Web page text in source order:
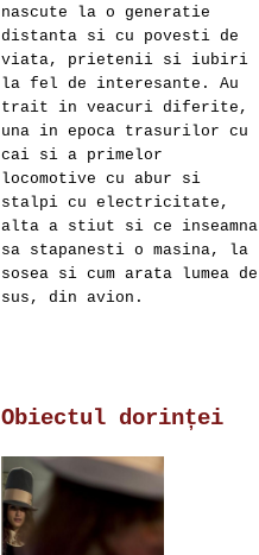
nascute la o generatie
distanta si cu povesti de
viata, prietenii si iubiri
la fel de interesante. Au
trait in veacuri diferite,
una in epoca trasurilor cu
cai si a primelor
locomotive cu abur si
stalpi cu electricitate,
alta a stiut si ce inseamna
sa stapanesti o masina, la
sosea si cum arata lumea de
sus, din avion.
Obiectul dorinței